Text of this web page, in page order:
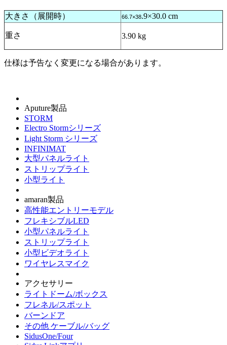
大きさ（展開時） 66.7×38.9×30.0 cm
重さ 3.90 kg
仕様は予告なく変更になる場合があります。
Aputure製品
STORM
Electro Stormシリーズ
Light Storm シリーズ
INFINIMAT
大型パネルライト
ストリップライト
小型ライト
amaran製品
高性能エントリーモデル
フレキシブルLED
小型パネルライト
ストリップライト
小型ビデオライト
ワイヤレスマイク
アクセサリー
ライトドーム/ボックス
フレネル/スポット
バーンドア
その他 ケーブル/バッグ
SidusOne/Four